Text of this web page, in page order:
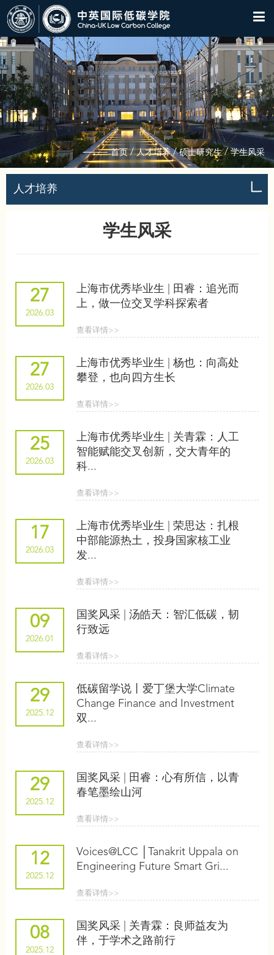
首页/人才培养/硕士研究生/ 学生风采
人才培养
学生风采
27
2026.03
上海市优秀毕业生 | 田睿：追光而
上，做一位交叉学科探索者
查看详情>>
27
2026.03
上海市优秀毕业生 | 杨也：向高处
攀登，也向四方生长
查看详情>>
25
2026.03
上海市优秀毕业生 | 关青霖：人工
智能赋能交叉创新，交大青年的
科...
查看详情>>
17
2026.03
上海市优秀毕业生 | 荣思达：扎根
中部能源热土，投身国家核工业
发...
查看详情>>
09
2026.01
国奖风采 | 汤皓天：智汇低碳，韧
行致远
查看详情>>
29
2025.12
低碳留学说丨爱丁堡大学Climate
Change Finance and Investment
双...
查看详情>>
29
2025.12
国奖风采 | 田睿：心有所信，以青
春笔墨绘山河
查看详情>>
12
2025.12
Voices@LCC │Tanakrit Uppala on
Engineering Future Smart Gri...
查看详情>>
08
2025.12
国奖风采 | 关青霖：良师益友为
伴，于学术之路前行